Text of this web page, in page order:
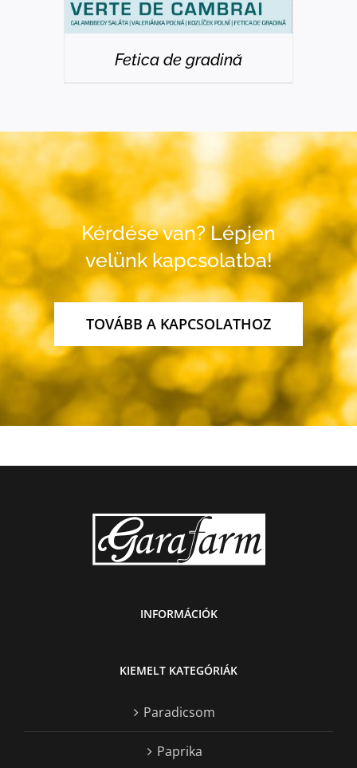
Fetica de gradină
Kérdése van? Lépjen
velünk kapcsolatba!
TOVÁBB A KAPCSOLATHOZ
INFORMÁCIÓK
KIEMELT KATEGÓRIÁK
Paradicsom
Paprika